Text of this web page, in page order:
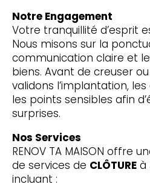
Notre Engagement
Votre tranquillité d’esprit
Nous misons sur la
communication claire et
biens. Avant de creuser
validons l’implantation,
les points sensibles afin
surprises.
Nos Services
RENOV TA MAISON offre
de services de CLÔTUREà
incluant :